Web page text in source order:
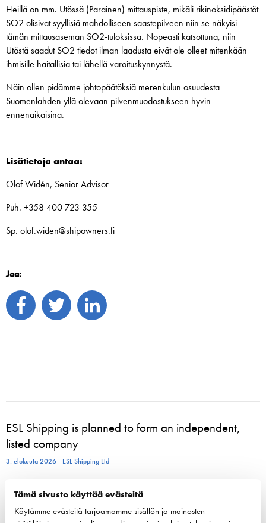
Tämä sivusto käyttää evästeitä
Käytämme evästeitä tarjoamamme sisällön ja mainosten
Heillä on mm. Utössä (Parainen) mittauspiste, mikäli rikinoksidipäästöt
SO2 olisivat syyllisiä mahdolliseen saastepilveen niin se näkyisi
tämän mittausaseman SO2-tuloksissa. Nopeasti katsottuna, niin
Utöstä saadut SO2 tiedot ilman laadusta eivät ole olleet mitenkään
ihmisille haitallisia tai lähellä varoituskynnystä.
Näin ollen pidämme johtopäätöksiä merenkulun osuudesta
Suomenlahden yllä olevaan pilvenmuodostukseen hyvin
ennenaikaisina.
Lisätietoja antaa:
Olof Widén, Senior Advisor
Puh. +358 400 723 355
Sp. olof.widen@shipowners.fi
Jaa:
ESL Shipping is planned to form an independent,
listed company
3. elokuuta 2026 - ESL Shipping Ltd
Tallinkin Victoria I siirtyy uudelle laituripaikalle
5.8.2026